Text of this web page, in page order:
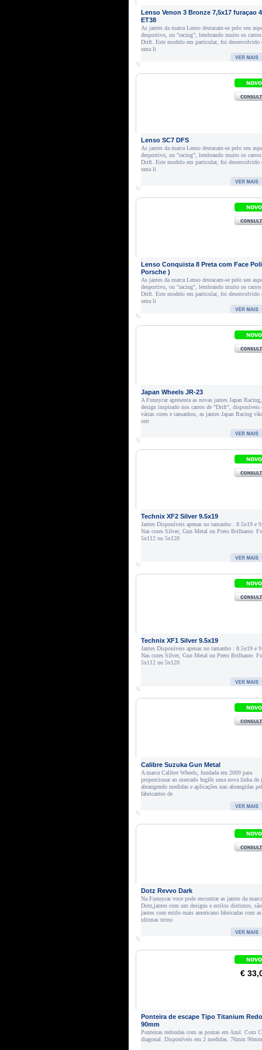
Lenso Venon 3 Bronze 7,5x17 furaçao
ET38
As jantes da marca Lenso destacam-se pelo seu
desportivo, ou "racing", lembrando muito os carros
Drift. Este modelo em particular, foi desenvolvido
uma li
Lenso SC7 DFS
As jantes da marca Lenso destacam-se pelo seu
desportivo, ou "racing", lembrando muito os carros
Drift. Este modelo em particular, foi desenvolvido
uma li
Lenso Conquista 8 Preta com Face
Porsche )
As jantes da marca Lenso destacam-se pelo seu
desportivo, ou "racing", lembrando muito os carros
Drift. Este modelo em particular, foi desenvolvido
uma li
Japan Wheels JR-23
A Funnycar apresenta as novas jantes Japan
design inspirado nos carros de "Drift", disponíveis
várias cores e tamanhos, as jantes Japan Racing
cert
Technix XF2 Silver 9.5x19
Jantes Disponíveis apenas no tamanho : 8.5x19 e
Nas cores Silver, Gun Metal ou Preto Brilhante.
5x112 ou 5x120
Technix XF1 Silver 9.5x19
Jantes Disponíveis apenas no tamanho : 8.5x19 e
Nas cores Silver, Gun Metal ou Preto Brilhante.
5x112 ou 5x120
Calibre Suzuka Gun Metal
A marca Calibre Wheels, fundada em 2009 para
proporcionar ao mercado Inglês uma nova linha de
abrangendo medidas e aplicações nao abrangidas
fabricantes de
Dotz Revvo Dark
Na Funnycar voce pode encontrar as jantes da marca
Dotz,jantes com um designs e estilos distintos,
jantes com estilo mais americano fabricadas com as
ultimas tecno
€
Ponteira de escape Tipo Titanium
90mm
Ponteiras redondas com as pontas em Azul. Com
diagonal. Disponíveis em 2 medidas. 76mm 90mm